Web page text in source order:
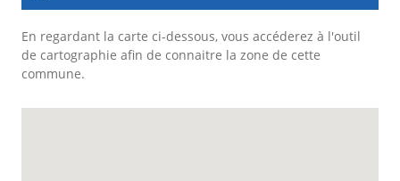
En regardant la carte ci-dessous, vous accéderez à l'outil
de cartographie afin de connaitre la zone de cette
commune.